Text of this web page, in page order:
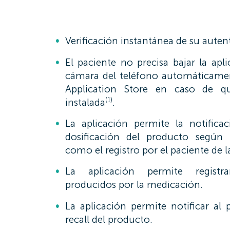
Verificación instantánea de su
El paciente no precisa bajar la
cámara del teléfono
Application Store en caso de
instalada(1).
La aplicación permite la
dosificación del producto según
como el registro por el paciente de
La aplicación permite
producidos por la medicación.
La aplicación permite notificar al
recall del producto.